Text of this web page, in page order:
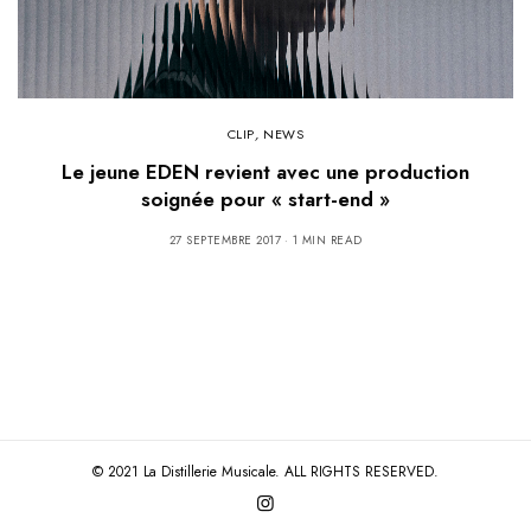
CLIP, NEWS
Le jeune EDEN revient avec une production
soignée pour « start-end »
27 SEPTEMBRE 2017 1 MIN READ
© 2021 La Distillerie Musicale. ALL RIGHTS RESERVED.